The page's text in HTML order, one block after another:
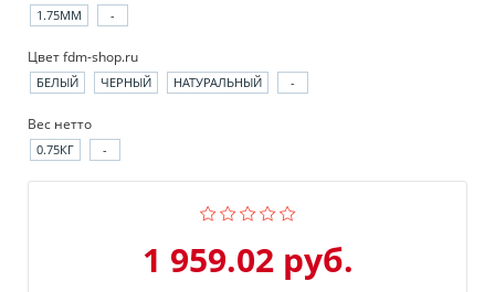
1.75ММ -
Цвет fdm-shop.ru
БЕЛЫЙ ЧЕРНЫЙ НАТУРАЛЬНЫЙ -
Вес нетто
0.75КГ -
1 959.02 руб.